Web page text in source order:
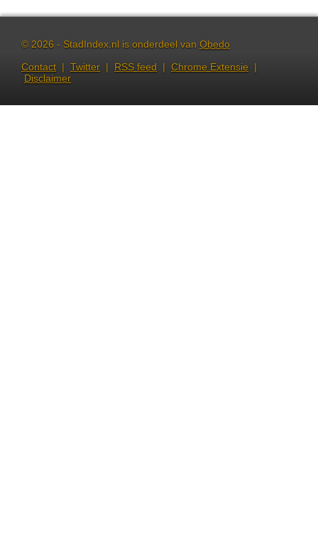
© 2026 - StadIndex.nl is onderdeel van Obedo
Contact | Twitter | RSS feed | Chrome Extensie |
Disclaimer